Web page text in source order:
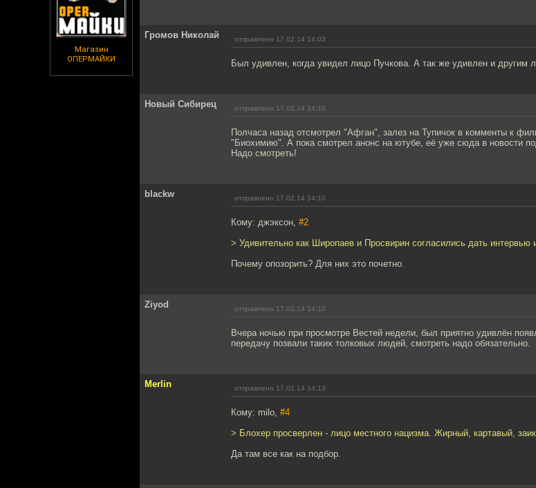
Магазин
ОПЕРМАЙКИ
Громов Николай отправлено 17.02.14 14:03
Был удивлен, когда увидел лицо Пучкова. А так же удивлен и другим
Новый Сибирец отправлено 17.02.14 14:10
Полчаса назад отсмотрел "Афган", залез на Тупичок в комменты к
"Биохимию". А пока смотрел анонс на ютубе, её уже сюда в новости
Надо смотреть!
blackw отправлено 17.02.14 14:10
Кому: джэксон, #2
> Удивительно как Широпаев и Просвирин согласились дать интервью
Почему опозорить? Для них это почетно.
Ziyod отправлено 17.02.14 14:10
Вчера ночью при просмотре Вестей недели, был приятно удивлён
передачу позвали таких толковых людей, смотреть надо обязательно.
Merlin отправлено 17.02.14 14:13
Кому: milo, #4
> Блохер просверлен - лицо местного нацизма. Жирный, картавый,
Да там все как на подбор.